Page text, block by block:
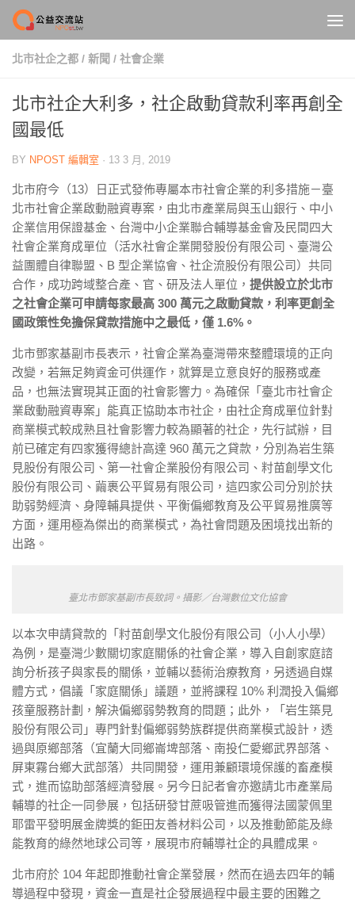
Skip to content
北市社企之都 / 新聞 / 社會企業
北市社企大利多，社企啟動貸款利率再創全
國最低
BY NPOST 編輯室 · 13 3 月, 2019
北市府今（13）日正式發佈專屬本市社會企業的利多措施－臺
北市社會企業啟動融資專案，由北市產業局與玉山銀行、中小
企業信用保證基金、台灣中小企業聯合輔導基金會及民間四大
社會企業育成單位（活水社會企業開發股份有限公司、臺灣公
益團體自律聯盟、 B 型企業協會、社企流股份有限公司）共同
合作，成功跨域整合產、官、研及法人單位， 提供設立於北市
之社會企業可申請每家最高 300 萬元之啟動貸款，利率更創全
國政策性免擔保貸款措施中之最低，僅 1.6%。
北市鄧家基副市長表示，社會企業為臺灣帶來整體環境的正向
改變，若無足夠資金可供運作，就算是立意良好的服務或產
品，也無法實現其正面的社會影響力。為確保「臺北市社會企
業啟動融資專案」能真正協助本市社企，由社企育成單位針對
商業模式較成熟且社會影響力較為顯著的社企，先行試辦，目
前已確定有四家獲得總計高達 960 萬元之貸款，分別為岩生築
見股份有限公司、第一社會企業股份有限公司、籿苗創學文化
股份有限公司、繭裹公平貿易有限公司，這四家公司分別於扶
助弱勢經濟、身障輔具提供、平衡偏鄉教育及公平貿易推廣等
方面，運用極為傑出的商業模式，為社會問題及困境找出新的
出路。
臺北市鄧家基副市長致詞。攝影／台灣數位文化協會
以本次申請貸款的「籿苗創學文化股份有限公司（小人小學）
為例，是臺灣少數關切家庭關係的社會企業，導入自創家庭諮
詢分析孩子與家長的關係，並輔以藝術治療教育，另透過自媒
體方式，倡議「家庭關係」議題，並將課程 10% 利潤投入偏鄉
孩童服務計劃，解決偏鄉弱勢教育的問題；此外，「岩生築見
股份有限公司」專門針對偏鄉弱勢族群提供商業模式設計，透
過與原鄉部落（宜蘭大同鄉崙埤部落、南投仁愛鄉武界部落、
屏東霧台鄉大武部落）共同開發，運用兼顧環境保護的畜產模
式，進而協助部落經濟發展。另今日記者會亦邀請北市產業局
輔導的社企一同參展，包括研發甘蔗吸管進而獲得法國蒙佩里
耶雷平發明展金牌獎的鉅田友善材料公司，以及推動節能及綠
能教育的綠然地球公司等，展現市府輔導社企的具體成果。
北市府於 104 年起即推動社會企業發展，然而在過去四年的輔
導過程中發現，資金一直是社企發展過程中最主要的困難之